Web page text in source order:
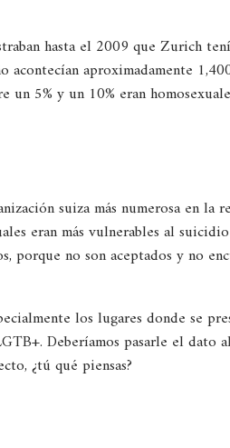
hasta el 2009 que Zurich
acontecían aproximadamente
un 5% y un 10% eran
suiza más numerosa en la
eran más vulnerables al
porque no son aceptados y no
los lugares donde se
Deberíamos pasarle el
¿tú qué piensas?